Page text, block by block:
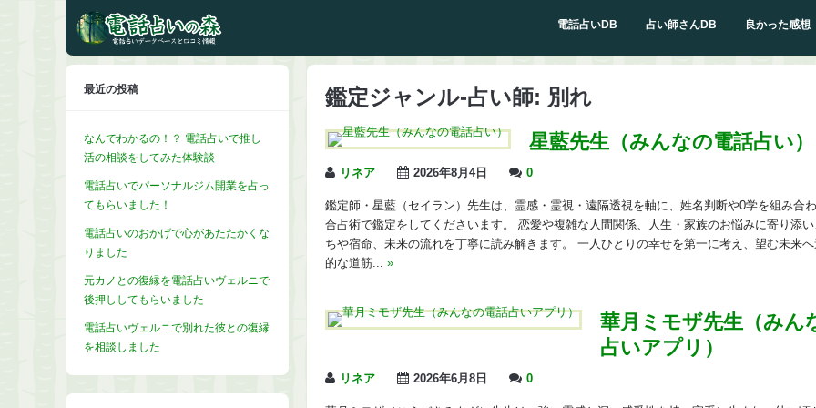
電話占いDB 占い師さんDB 良かった感想
鑑定ジャンル-占い師: 別れ
星藍先生（みんなの電話占い）
リネア 2026年8月4日 0
鑑定師・星藍（セイラン）先生は、霊感・霊視・遠隔透視を軸に、姓名判断や0学を組み合
合占術で鑑定をしてくださいます。 恋愛や複雑な人間関係、人生・家族のお悩みに寄り添
ちや宿命、未来の流れを丁寧に読み解きます。 一人ひとりの幸せを第一に考え、望む未来
的な道筋... »
華月ミモザ先生（みん
占いアプリ）
リネア 2026年6月8日 0
最近の投稿
なんでわかるの！？ 電話占いで推し
活の相談をしてみた体験談
電話占いでパーソナルジム開業を占っ
てもらいました！
電話占いのおかげで心があたたかくな
りました
元カノとの復縁を電話占いヴェルニで
後押ししてもらいました
電話占いヴェルニで別れた彼との復縁
を相談しました